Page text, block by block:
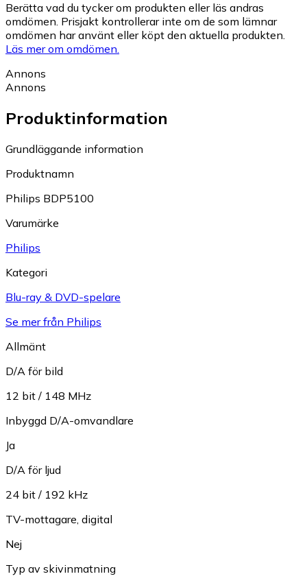
Berätta vad du tycker om produkten eller läs andras
omdömen. Prisjakt kontrollerar inte om de som lämnar
omdömen har använt eller köpt den aktuella produkten.
Läs mer om omdömen.
Annons
Annons
Produktinformation
Grundläggande information
Produktnamn
Philips BDP5100
Varumärke
Philips
Kategori
Blu-ray & DVD-spelare
Se mer från Philips
Allmänt
D/A för bild
12 bit / 148 MHz
Inbyggd D/A-omvandlare
Ja
D/A för ljud
24 bit / 192 kHz
TV-mottagare, digital
Nej
Typ av skivinmatning